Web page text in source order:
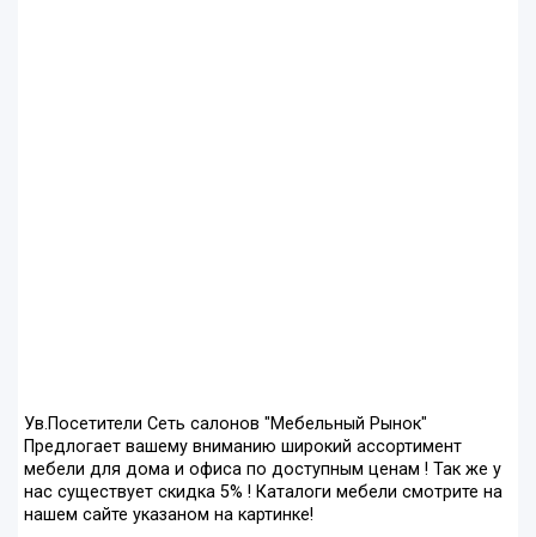
Ув.Посетители Сеть салонов "Мебельный Рынок"
Предлогает вашему вниманию широкий ассортимент
мебели для дома и офиса по доступным ценам ! Так же у
нас существует скидка 5% ! Каталоги мебели смотрите на
нашем сайте указаном на картинке!